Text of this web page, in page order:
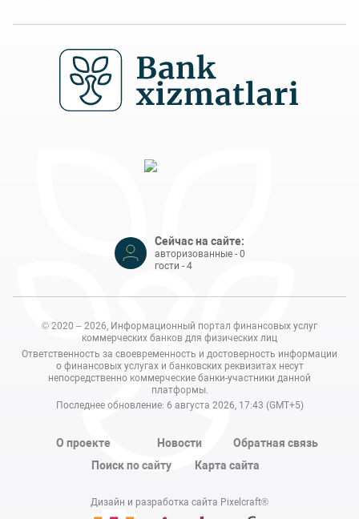
Сейчас на сайте:
авторизованные - 0
гости - 4
© 2020 – 2026, Информационный портал финансовых услуг
коммерческих банков для физических лиц
Ответственность за своевременность и достоверность информации
о финансовых услугах и банковских реквизитах несут
непосредственно коммерческие банки-участники данной
платформы.
Последнее обновление: 6 августа 2026, 17:43 (GMT+5)
О проекте Новости
Обратная связь
Поиск по сайту
Карта сайта
Дизайн и разработка сайта Pixelcraft®